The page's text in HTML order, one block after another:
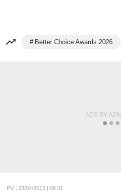
Better Choice Awards 2026
PV | 23/04/2013 | 09:31